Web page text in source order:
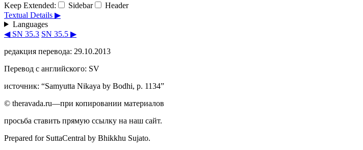
Keep Extended:
Sidebar
Header
Textual Details ▶
Languages
◀ SN 35.3 SN 35.5 ▶
редакция перевода: 29.10.2013
Перевод с английского: SV
источник: “Samyutta Nikaya by Bodhi, p. 1134”
© theravada.ru—при копировании материалов
просьба ставить прямую ссылку на наш сайт.
Prepared for SuttaCentral by Bhikkhu Sujato.